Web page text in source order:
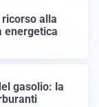
ricorso alla
energetica
gasolio: la